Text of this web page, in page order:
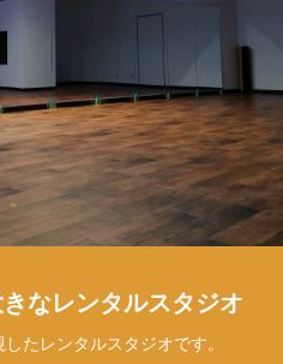
なレンタルスタジオ
たレンタルスタジオです。